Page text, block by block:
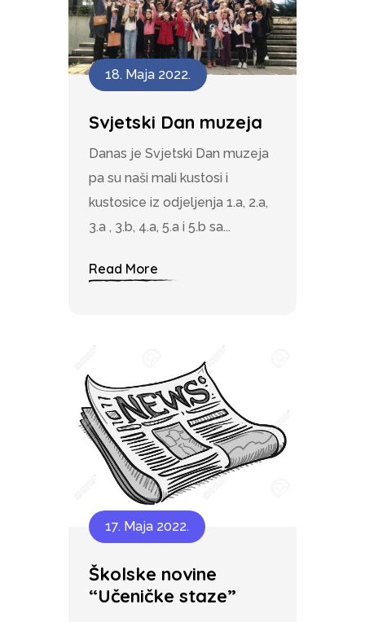
18. Maja 2022.
Svjetski Dan muzeja
Danas je Svjetski Dan muzeja
pa su naši mali kustosi i
kustosice iz odjeljenja 1.a, 2.a,
3.a , 3.b, 4.a, 5.a i 5.b sa...
Read More
17. Maja 2022.
Školske novine
“Učeničke staze”